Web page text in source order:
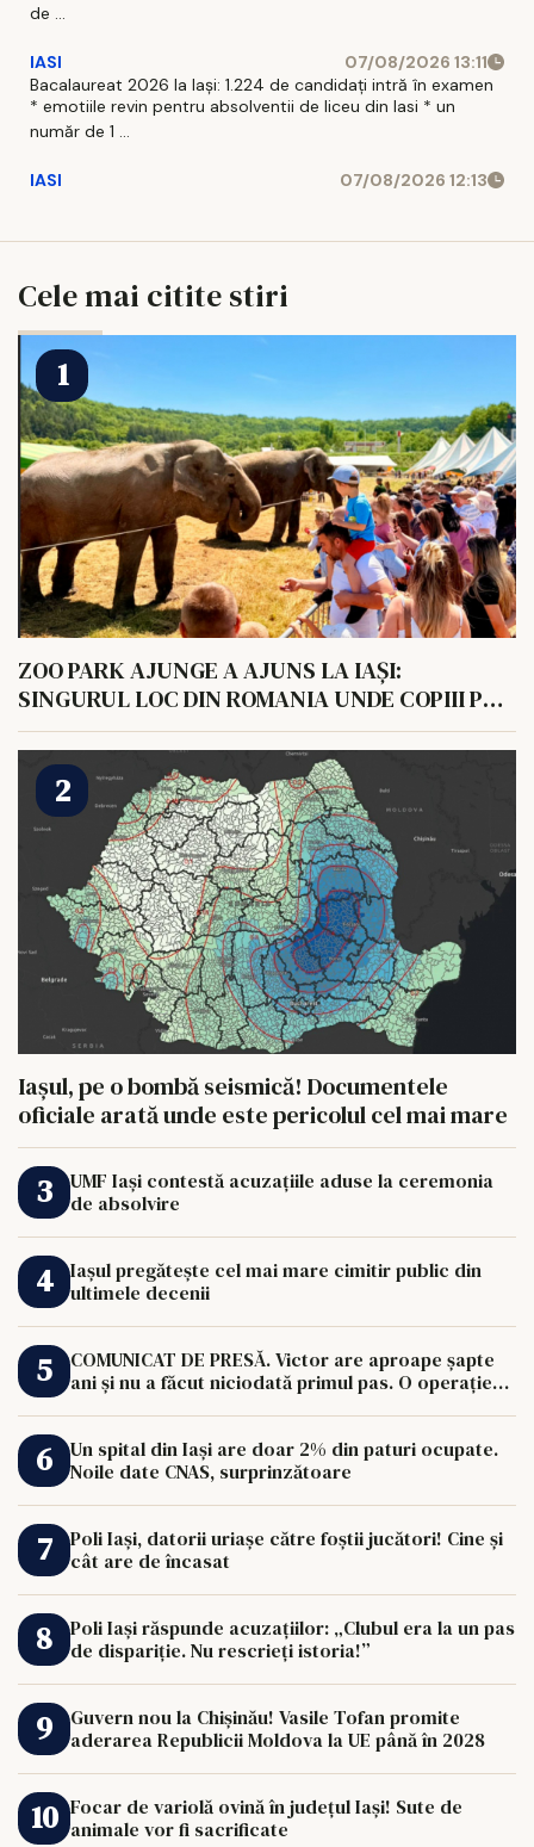
de ...
IASI
07/08/2026 13:11
Bacalaureat 2026 la Iași: 1.224 de candidați intră în examen
* emotiile revin pentru absolventii de liceu din Iasi * un
număr de 1 ...
IASI 07/08/2026 12:13
Cele mai citite stiri
ZOO PARK AJUNGE A AJUNS LA IAȘI:
SINGURUL LOC DIN ROMANIA UNDE COPIII POT
HRANI UN ELEFANT
Iașul, pe o bombă seismică! Documentele
oficiale arată unde este pericolul cel mai mare
UMF Iași contestă acuzațiile aduse la ceremonia
de absolvire
Iașul pregătește cel mai mare cimitir public din
ultimele decenii
COMUNICAT DE PRESĂ. Victor are aproape șapte
ani și nu a făcut niciodată primul pas. O operație
Un spital din Iași are doar 2% din paturi ocupate.
Noile date CNAS, surprinzătoare
Poli Iași, datorii uriașe către foștii jucători! Cine și
cât are de încasat
Poli Iași răspunde acuzațiilor: „Clubul era la un pas
de dispariție. Nu rescrieți istoria!”
Guvern nou la Chișinău! Vasile Tofan promite
aderarea Republicii Moldova la UE până în 2028
Focar de variolă ovină în județul Iași! Sute de
animale vor fi sacrificate